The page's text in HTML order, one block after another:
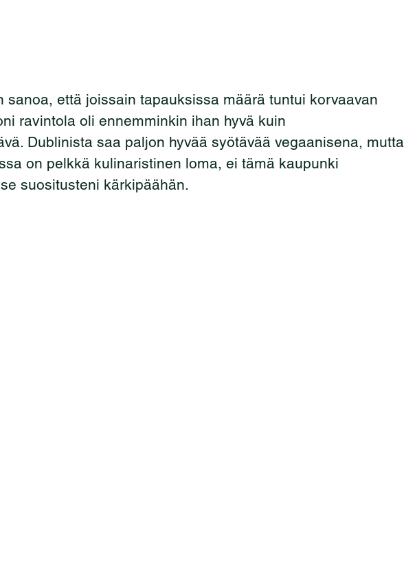
sanoa, että joissain tapauksissa määrä tuntui korvaavan
ravintola oli ennemminkin ihan hyvä kuin
Dublinista saa paljon hyvää syötävää vegaanisena, mutta
on pelkkä kulinaristinen loma, ei tämä kaupunki
suositusteni kärkipäähän.